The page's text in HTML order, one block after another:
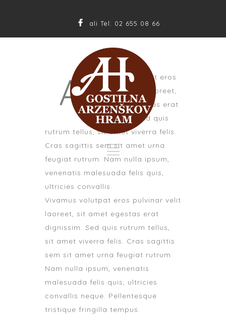
ali Tel: 02 655 08 66
A
ivamus volutpat eros
pulvinar velit laoreet,
sit amet egestas erat
dignissim. Sed quis
rutrum tellus, sit amet viverra felis.
Cras sagittis sem sit amet urna
feugiat rutrum. Nam nulla ipsum,
venenatis malesuada felis quis,
ultricies convallis.
Vivamus volutpat eros pulvinar velit
laoreet, sit amet egestas erat
dignissim. Sed quis rutrum tellus,
sit amet viverra felis. Cras sagittis
sem sit amet urna feugiat rutrum.
Nam nulla ipsum, venenatis
malesuada felis quis, ultricies
convallis neque. Pellentesque
tristique fringilla tempus.